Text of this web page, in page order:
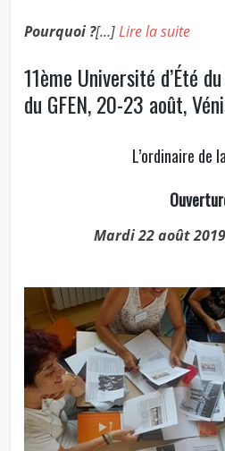
Pourquoi ?[…]Lire la suite
11ème Université d’Été
du GFEN, 20-23 août,
L’ordinaire de
Mardi 22 août